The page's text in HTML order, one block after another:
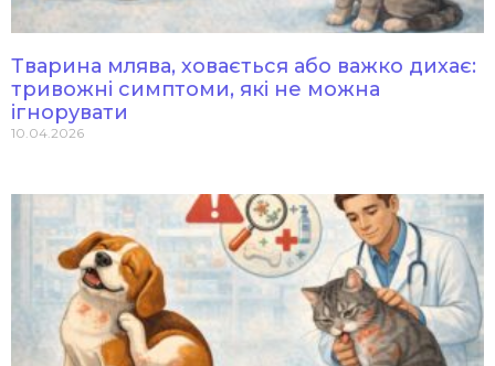
Тварина млява, ховається або важко дихає:
тривожні симптоми, які не можна
ігнорувати
10.04.2026